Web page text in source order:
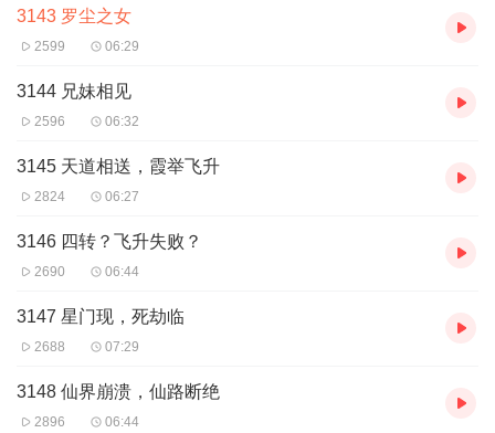
3143 罗尘之女
2599 06:29
3144 兄妹相见
2596 06:32
3145 天道相送，霞举飞升
2824 06:27
3146 四转？飞升失败？
2690 06:44
3147 星门现，死劫临
2688 07:29
3148 仙界崩溃，仙路断绝
2896 06:44